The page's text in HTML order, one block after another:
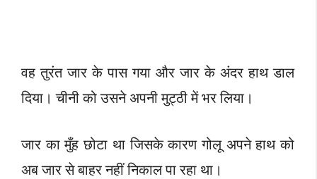
वह तुरंत जार के पास गया और जार के अंदर हाथ डाल
दिया। चीनी को उसने अपनी मुट्ठी में भर लिया।
जार का मुँह छोटा था जिसके कारण गोलू अपने हाथ को
अब जार से बाहर नहीं निकाल पा रहा था।